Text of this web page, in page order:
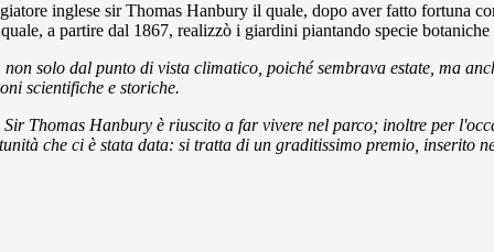
inglese sir Thomas Hanbury il quale, dopo aver fatto fortuna
a partire dal 1867, realizzò i giardini piantando specie
solo dal punto di vista climatico, poiché sembrava estate, ma
scientifiche e storiche.
Thomas Hanbury è riuscito a far vivere nel parco; inoltre per
che ci è stata data: si tratta di un graditissimo premio, inserito